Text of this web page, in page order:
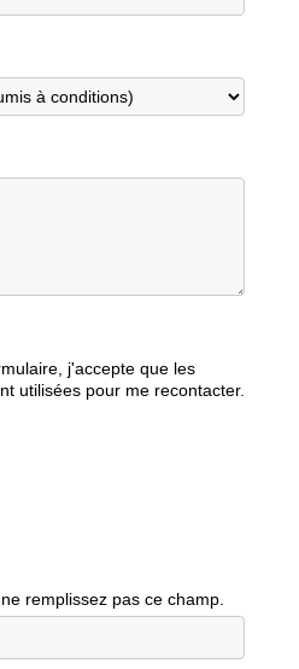
j'accepte que les
utilisées pour me recontacter.
remplissez pas ce champ.